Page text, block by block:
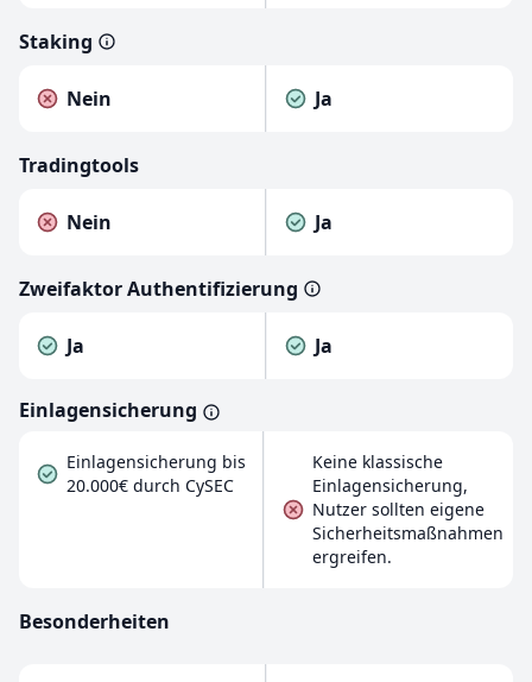
Staking
Nein Ja
Tradingtools
Nein Ja
Zweifaktor Authentifizierung
Ja Ja
Einlagensicherung
Einlagensicherung bis
20.000€ durch CySEC
Keine klassische
Einlagensicherung,
Nutzer sollten eigene
Sicherheitsmaßnahmen
ergreifen.
Besonderheiten